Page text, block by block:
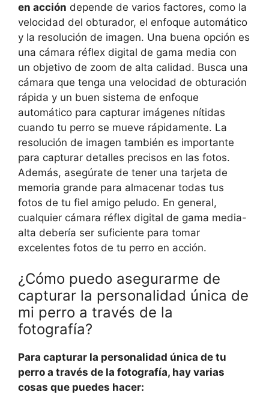
en acción depende de varios factores, como la
velocidad del obturador, el enfoque automático
y la resolución de imagen. Una buena opción es
una cámara réflex digital de gama media con
un objetivo de zoom de alta calidad. Busca una
cámara que tenga una velocidad de obturación
rápida y un buen sistema de enfoque
automático para capturar imágenes nítidas
cuando tu perro se mueve rápidamente. La
resolución de imagen también es importante
para capturar detalles precisos en las fotos.
Además, asegúrate de tener una tarjeta de
memoria grande para almacenar todas tus
fotos de tu fiel amigo peludo. En general,
cualquier cámara réflex digital de gama media-
alta debería ser suficiente para tomar
excelentes fotos de tu perro en acción.
¿Cómo puedo asegurarme de
capturar la personalidad única de
mi perro a través de la
fotografía?
Para capturar la personalidad única de tu
perro a través de la fotografía, hay varias
cosas que puedes hacer: